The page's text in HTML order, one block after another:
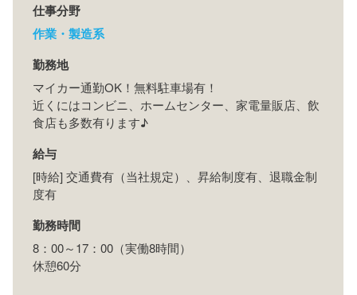
仕事分野
作業・製造系
勤務地
マイカー通勤OK！無料駐車場有！
近くにはコンビニ、ホームセンター、家電量販店、飲
食店も多数有ります♪
給与
[時給] 交通費有（当社規定）、昇給制度有、退職金制
度有
勤務時間
8：00～17：00（実働8時間）
休憩60分